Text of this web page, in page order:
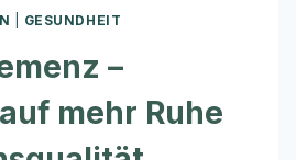
GESUNDHEIT
–
mehr Ruhe